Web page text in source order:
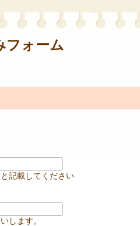
ォーム
記載してください
します。